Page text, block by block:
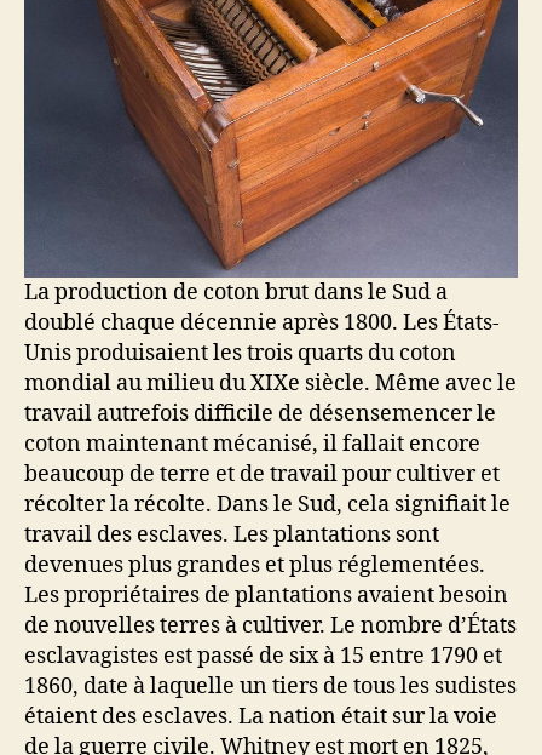
La production de coton brut dans le Sud a
doublé chaque décennie après 1800. Les États-
Unis produisaient les trois quarts du coton
mondial au milieu du XIXe siècle. Même avec le
travail autrefois difficile de désensemencer le
coton maintenant mécanisé, il fallait encore
beaucoup de terre et de travail pour cultiver et
récolter la récolte. Dans le Sud, cela signifiait le
travail des esclaves. Les plantations sont
devenues plus grandes et plus réglementées.
Les propriétaires de plantations avaient besoin
de nouvelles terres à cultiver. Le nombre d’États
esclavagistes est passé de six à 15 entre 1790 et
1860, date à laquelle un tiers de tous les sudistes
étaient des esclaves. La nation était sur la voie
de la guerre civile. Whitney est mort en 1825,